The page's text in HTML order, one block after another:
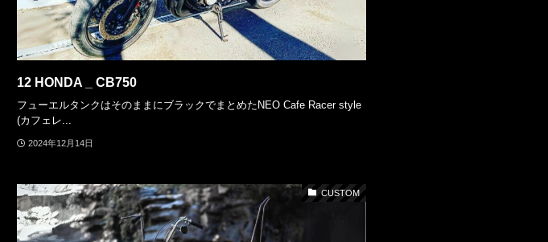
12 HONDA _ CB750
フューエルタンクはそのままにブラックでまとめたNEO Cafe Racer style
(カフェレ...
2024年12月14日
CUSTOM